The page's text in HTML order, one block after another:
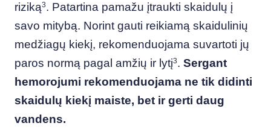
riziką3. Patartina pamažu įtraukti skaidulų į
savo mitybą. Norint gauti reikiamą skaidulinių
medžiagų kiekį, rekomenduojama suvartoti jų
paros normą pagal amžių ir lytį3. Sergant
hemorojumi rekomenduojama ne tik didinti
skaidulų kiekį maiste, bet ir gerti daug
vandens.